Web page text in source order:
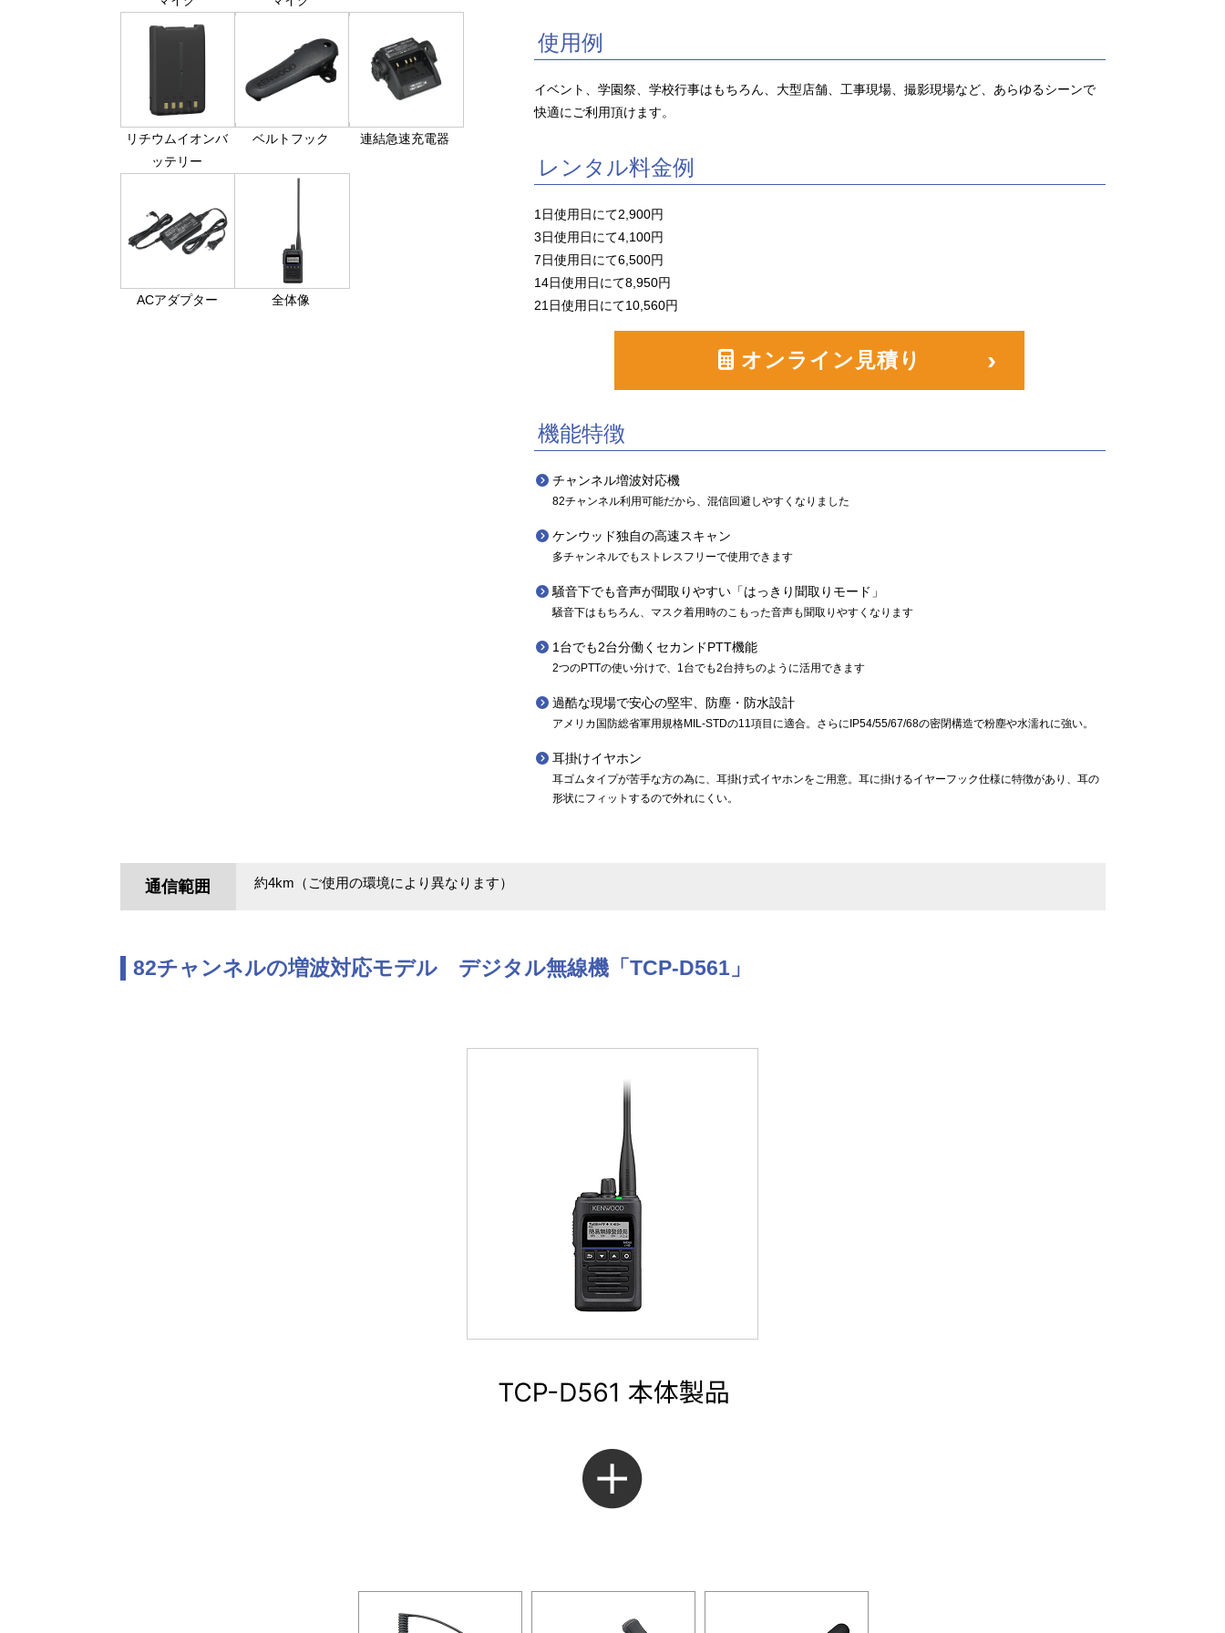
リチウムイオンバ
ッテリー
ベルトフック 連結急速充電器
ACアダプター 全体像
機能特徴
チャンネル増波対応機
82チャンネル利用可能だから、混信回避しやすくなりました
ケンウッド独自の高速スキャン
多チャンネルでもストレスフリーで使用できます
騒音下でも音声が聞取りやすい「はっきり聞取りモード」
騒音下はもちろん、マスク着用時のこもった音声も聞取りやすくなります
1台でも2台分働くセカンドPTT機能
2つのPTTの使い分けで、1台でも2台持ちのように活用できます
過酷な現場で安心の堅牢、防塵・防水設計
アメリカ国防総省軍用規格MIL-STDの11項目に適合。さらにIP54/55/67/68の密閉構造で粉塵や水濡れに強い。
耳掛けイヤホン
耳ゴムタイプが苦手な方の為に、耳掛け式イヤホンをご用意。耳に掛けるイヤーフック仕様に特徴があり、耳の
形状にフィットするので外れにくい。
使用例
イベント、学園祭、学校行事はもちろん、大型店舗、工事現場、撮影現場など、あらゆるシーンで
快適にご利用頂けます。
レンタル料金例
1日使用日にて2,900円
3日使用日にて4,100円
7日使用日にて6,500円
14日使用日にて8,950円
21日使用日にて10,560円
オンライン見積り
通信範囲 約4km（ご使用の環境により異なります）
82チャンネルの増波対応モデル デジタル無線機「TCP-D561」